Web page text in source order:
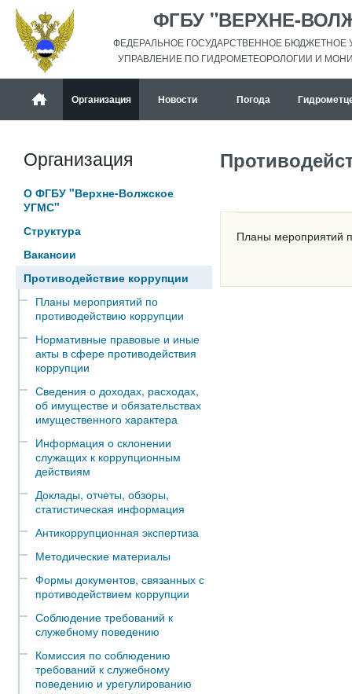
ФГБУ "ВЕРХНЕ-
ФЕДЕРАЛЬНОЕ ГОСУДАРСТВЕННОЕ
УПРАВЛЕНИЕ ПО ГИДРОМЕТЕОРОЛОГИИ И
Организация Новости Погода
Планы мероприятий
Организация
О ФГБУ "Верхне-Волжское
УГМС"
Структура
Вакансии
Противодействие коррупции
Планы мероприятий по
противодействию коррупции
Нормативные правовые и иные
акты в сфере противодействия
коррупции
Сведения о доходах, расходах,
об имуществе и обязательствах
имущественного характера
Информация о склонении
служащих к коррупционным
действиям
Доклады, отчеты, обзоры,
статистическая информация
Антикоррупционная экспертиза
Методические материалы
Формы документов, связанных с
противодействием коррупции
Соблюдение требований к
служебному поведению
Комиссия по соблюдению
требований к служебному
поведению и урегулированию